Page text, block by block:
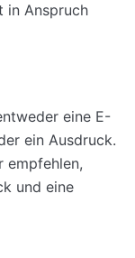
in Anspruch
eine E-
ein Ausdruck.
empfehlen,
und eine